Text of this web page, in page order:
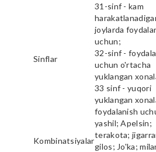
Sinflar
31-sinf - kam
joylarda
uchun;
32-sinf -
uchun o'rtacha
yuklangan
33 sinf - yuqori
yuklangan
foydalanish
Kombinatsiyalar
yashil; Apelsin;
terakota;
gilos; Jo'ka;